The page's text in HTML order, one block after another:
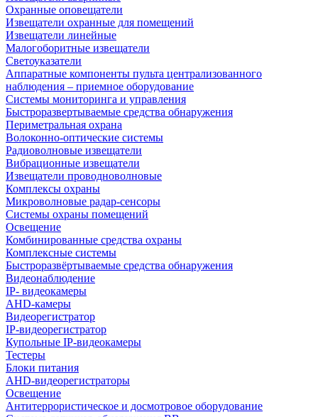
Охранные оповещатели
Извещатели охранные для помещений
Извещатели линейные
Малогоборитные извещатели
Светоуказатели
Аппаратные компоненты пульта централизованного
наблюдения – приемное оборудование
Системы мониторинга и управления
Быстроразвертываемые средства обнаружения
Периметральная охрана
Волоконно-оптические системы
Радиоволновые извещатели
Вибрационные извещатели
Извещатели проводноволновые
Комплексы охраны
Микроволновые радар-сенсоры
Системы охраны помещений
Освещение
Комбинированные средства охраны
Комплексные системы
Быстроразвёртываемые средства обнаружения
Видеонаблюдение
IP- видеокамеры
AHD-камеры
Видеорегистратор
IP-видеорегистратор
Купольные IP-видеокамеры
Тестеры
Блоки питания
AHD-видеорегистраторы
Освещение
Антитеррористическое и досмотровое оборудование